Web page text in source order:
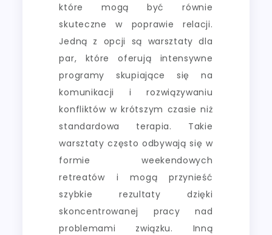
które mogą być równie
skuteczne w poprawie relacji.
Jedną z opcji są warsztaty dla
par, które oferują intensywne
programy skupiające się na
komunikacji i rozwiązywaniu
konfliktów w krótszym czasie niż
standardowa terapia. Takie
warsztaty często odbywają się w
formie weekendowych
retreatów i mogą przynieść
szybkie rezultaty dzięki
skoncentrowanej pracy nad
problemami związku. Inną